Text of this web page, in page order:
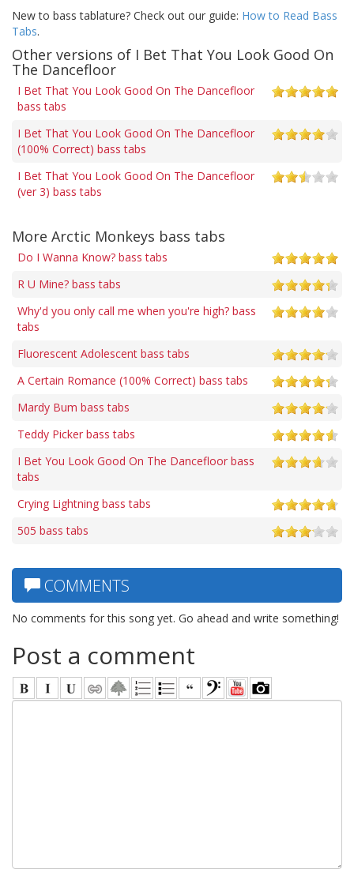
New to bass tablature? Check out our guide: How to Read Bass
Tabs.
Other versions of I Bet That You Look Good On
The Dancefloor
I Bet That You Look Good On The Dancefloor
bass tabs
I Bet That You Look Good On The Dancefloor
(100% Correct) bass tabs
I Bet That You Look Good On The Dancefloor
(ver 3) bass tabs
More Arctic Monkeys bass tabs
Do I Wanna Know? bass tabs
R U Mine? bass tabs
Why'd you only call me when you're high? bass
tabs
Fluorescent Adolescent bass tabs
A Certain Romance (100% Correct) bass tabs
Mardy Bum bass tabs
Teddy Picker bass tabs
I Bet You Look Good On The Dancefloor bass
tabs
Crying Lightning bass tabs
505 bass tabs
COMMENTS
No comments for this song yet. Go ahead and write something!
Post a comment